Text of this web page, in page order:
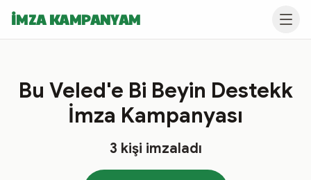
İMZA KAMPANYAM
Bu Veled'e Bi Beyin Destekk
İmza Kampanyası
3 kişi imzaladı